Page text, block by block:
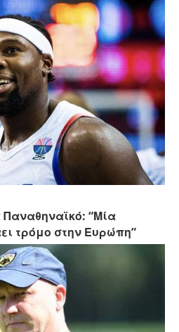
“Μία
τρόμο στην Ευρώπη”